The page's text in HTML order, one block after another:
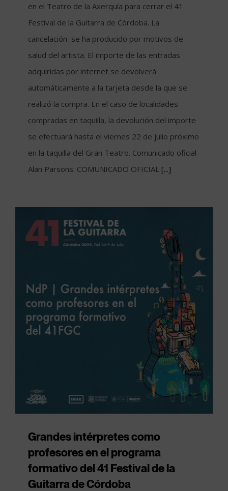
en el Teatro de la Axerquía para cerrar el 41
Festival de la Guitarra de Córdoba. La
cancelación se ha producido por motivos de
salud del artista. El importe de las entradas
adquiridas por internet se devolverá
automáticamente a la tarjeta desde la que se
realizó la compra. En el caso de localidades
compradas en taquilla, la devolución del importe
se efectuará hasta el viernes 22 de julio próximo
en la taquilla del Gran Teatro. Comunicado oficial
Alan Parsons: COMUNICADO OFICIAL [...]
Grandes intérpretes como
profesores en el programa
formativo del 41 Festival de la
Guitarra de Córdoba